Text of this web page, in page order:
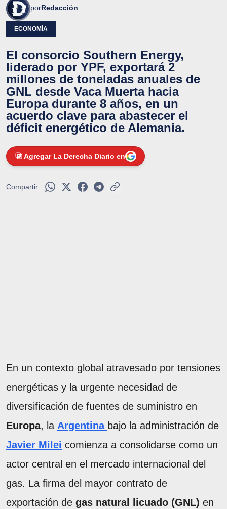
porRedacción
ECONOMÍA
El consorcio Southern Energy,
liderado por YPF, exportará 2
millones de toneladas anuales de
GNL desde Vaca Muerta hacia
Europa durante 8 años, en un
acuerdo clave para abastecer el
déficit energético de Alemania.
Agregar La Derecha Diario en
Compartir:
En un contexto global atravesado por tensiones
energéticas y la urgente necesidad de
diversificación de fuentes de suministro en
Europa, la Argentina bajo la administración de
Javier Milei comienza a consolidarse como un
actor central en el mercado internacional del
gas. La firma del mayor contrato de
exportación de gas natural licuado (GNL) en